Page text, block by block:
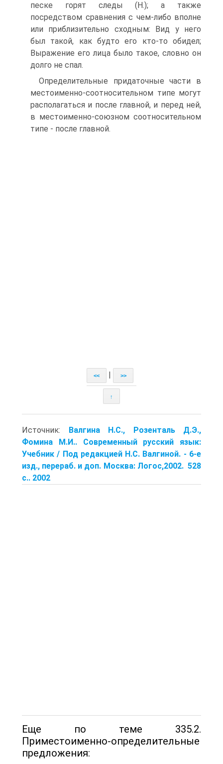
песке горят следы (Н.); а также
посредством сравнения с чем-либо вполне
или приблизительно сходным: Вид у него
был такой, как будто его кто-то обидел;
Выражение его лица было такое, словно он
долго не спал.
Определительные придаточные части в
местоименно-соотносительном типе могут
располагаться и после главной, и перед ней,
в местоименно-союзном соотносительном
типе - после главной.
<< >>
↑
Источник: Валгина Н.С., Розенталь Д.Э.,
Фомина М.И.. Современный русский язык:
Учебник / Под редакцией Н.С. Валгиной. - 6-е
изд., перераб. и доп. Москва: Логос,2002. 528
с.. 2002
Еще по теме 335.2.
Приместоименно-определительные
предложения: